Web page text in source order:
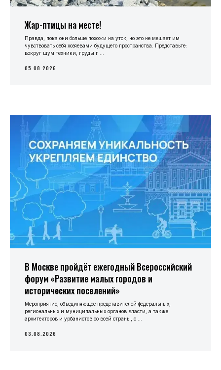
Жар-птицы на месте!
Правда, пока они больше похожи на уток, но это не мешает им
чувствовать себя хозяевами будущего пространства. Представьте:
вокруг шум техники, груды г ...
05.08.2026
В Москве пройдёт ежегодный Всероссийский
форум «Развитие малых городов и
исторических поселений»
Мероприятие, объединяющее представителей федеральных,
региональных и муниципальных органов власти, а также
архитекторов и урбанистов со всей страны, с ...
03.08.2026